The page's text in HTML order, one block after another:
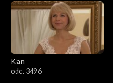
3901–4000
3801–3900
3701–3800
Klan
odc. 3496